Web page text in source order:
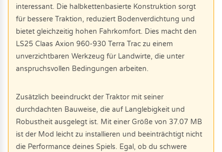
interessant. Die halbkettenbasierte Konstruktion sorgt
für bessere Traktion, reduziert Bodenverdichtung und
bietet gleichzeitig hohen Fahrkomfort. Dies macht den
LS25 Claas Axion 960-930 Terra Trac zu einem
unverzichtbaren Werkzeug für Landwirte, die unter
anspruchsvollen Bedingungen arbeiten.
Zusätzlich beeindruckt der Traktor mit seiner
durchdachten Bauweise, die auf Langlebigkeit und
Robustheit ausgelegt ist. Mit einer Größe von 37.07 MB
ist der Mod leicht zu installieren und beeinträchtigt nicht
die Performance deines Spiels. Egal, ob du schwere